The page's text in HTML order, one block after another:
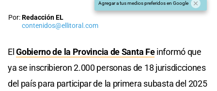
Agregar a tus medios preferidos en Google
Por:Redacción EL
contenidos@ellitoral.com
ElGobierno de la Provincia de Santa Feinformó que
ya se inscribieron 2.000 personas de 18 jurisdicciones
del país para participar de la primera subasta del 2025